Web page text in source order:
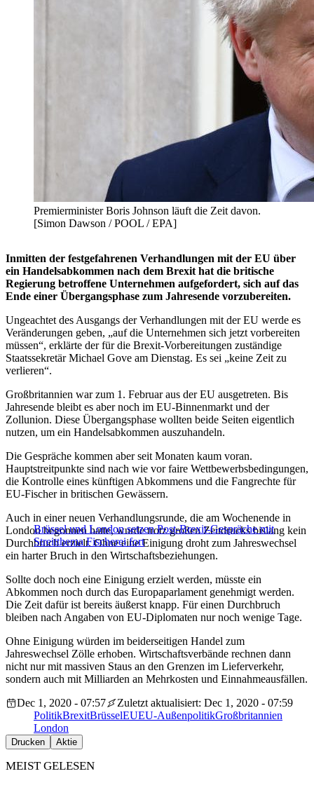
Premierminister Boris Johnson läuft die Zeit davon.
[Simon Dawson / POOL / EPA]
Inmitten der festgefahrenen Verhandlungen mit der EU über
ein Handelsabkommen nach dem Brexit hat die britische
Regierung betroffene Unternehmen aufgefordert, sich auf das
Ende einer Übergangsphase zum Jahresende vorzubereiten.
Ungeachtet des Ausgangs der Verhandlungen mit der EU werde es
Veränderungen geben, „auf die Unternehmen sich jetzt vorbereiten
müssen“, erklärte der für die Brexit-Vorbereitungen zuständige
Staatssekretär Michael Gove am Dienstag. Es sei „keine Zeit zu
verlieren“.
Großbritannien war zum 1. Februar aus der EU ausgetreten. Bis
Jahresende bleibt es aber noch im EU-Binnenmarkt und der
Zollunion. Diese Übergangsphase wollten beide Seiten eigentlich
nutzen, um ein Handelsabkommen auszuhandeln.
Die Gespräche kommen aber seit Monaten kaum voran.
Hauptstreitpunkte sind nach wie vor faire Wettbewerbsbedingungen,
die Kontrolle eines künftigen Abkommens und die Fangrechte für
EU-Fischer in britischen Gewässern.
Brüssel und London setzen Post-Brexit-Gespräche mit
Streitthema Fischerei fort
Auch in einer neuen Verhandlungsrunde, die am Wochenende in
London begonnen hatte, wurde trotz großen Zeitdrucks bislang kein
Durchbruch erzielt. Ohne eine Einigung droht zum Jahreswechsel
ein harter Bruch in den Wirtschaftsbeziehungen.
Sollte doch noch eine Einigung erzielt werden, müsste ein
Abkommen noch durch das Europaparlament genehmigt werden.
Die Zeit dafür ist bereits äußerst knapp. Für einen Durchbruch
bleiben nach Angaben von EU-Diplomaten nur noch wenige Tage.
Ohne Einigung würden im beiderseitigen Handel zum
Jahreswechsel Zölle erhoben. Wirtschaftsverbände rechnen dann
nicht nur mit massiven Staus an den Grenzen im Lieferverkehr,
sondern auch mit Milliarden an Mehrkosten und Einnahmeausfällen.
Dec 1, 2020 - 07:57
Zuletzt aktualisiert: Dec 1, 2020 - 07:59
PolitikBrexitBrüsselEUEU-AußenpolitikGroßbritannien
London
Drucken Aktie
MEIST GELESEN